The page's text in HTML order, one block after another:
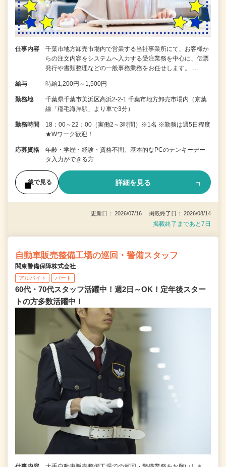
仕事内容
千葉市地方卸売市場内で営業する当社事業所にて、お客様か
らの注文内容をシステムへ入力する受注業務を中心に、伝票
発行や書類整理などの一般事務業務をお任せします。 …
給与 時給1,200円～1,500円
勤務地
千葉県千葉市美浜区高浜2-2-1 千葉市地方卸売市場内（京葉
線「稲毛海岸駅」より車で3分）
勤務時間
18：00～22：00（実働2～3時間）※1名 ※勤務は週5日程度
★Wワーク歓迎！
応募資格
年齢・学歴・経験・資格不問、基本的なPCのテンキーデー
タ入力ができる方
後で見る 詳細を見る
更新日： 2026/07/16 掲載終了日： 2026/08/14
掲載終了まであと7日
自動車販売整備工場の巡回・警備スタッフ
関東警備保障株式会社
アルバイト パート
60代・70代スタッフ活躍中！週2日～OK！定年後スター
トの方多数活躍中！